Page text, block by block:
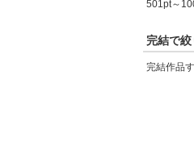
501pt～
完結で
完結作品